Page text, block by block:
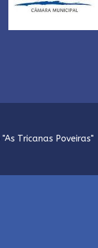
Tricanas Poveiras"